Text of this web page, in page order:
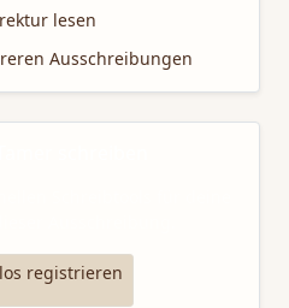
lesen
Ausschreibungen
registrieren